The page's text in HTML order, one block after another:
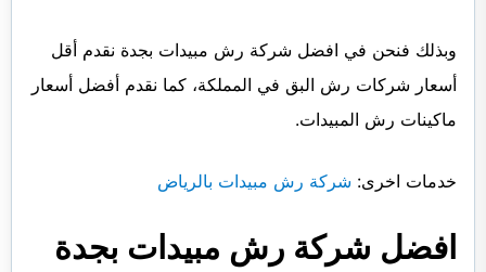
وبذلك فنحن في افضل شركة رش مبيدات بجدة نقدم أقل
أسعار شركات رش البق في المملكة، كما نقدم أفضل أسعار
ماكينات رش المبيدات.
خدمات اخرى: شركة رش مبيدات بالرياض
افضل شركة رش مبيدات بجدة